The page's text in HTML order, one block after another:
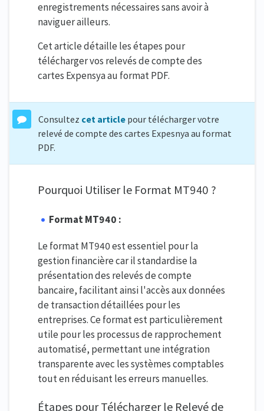
enregistrements nécessaires sans avoir à
naviguer ailleurs.
Cet article détaille les étapes pour
télécharger vos relevés de compte des
cartes Expensya au format PDF.
Consultez cet articlepour télécharger votre
relevé de compte des cartes Expesnya au format
PDF.
Pourquoi Utiliser le Format MT940 ?
Format MT940 :
Le format MT940 est essentiel pour la
gestion financière car il standardise la
présentation des relevés de compte
bancaire, facilitant ainsi l'accès aux données
de transaction détaillées pour les
entreprises. Ce format est particulièrement
utile pour les processus de rapprochement
automatisé, permettant une intégration
transparente avec les systèmes comptables
tout en réduisant les erreurs manuelles.
Étapes pour Télécharger le Relevé de